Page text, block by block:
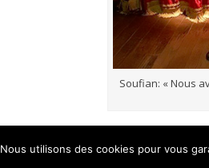
Soufian: « Nous
Nous utilisons des cookies pour vous